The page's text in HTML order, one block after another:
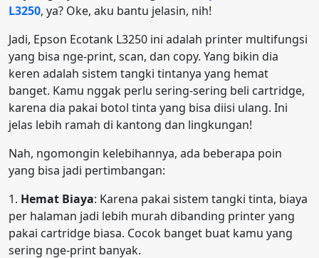
L3250, ya? Oke, aku bantu jelasin, nih!
Jadi, Epson Ecotank L3250 ini adalah printer multifungsi
yang bisa nge-print, scan, dan copy. Yang bikin dia
keren adalah sistem tangki tintanya yang hemat
banget. Kamu nggak perlu sering-sering beli cartridge,
karena dia pakai botol tinta yang bisa diisi ulang. Ini
jelas lebih ramah di kantong dan lingkungan!
Nah, ngomongin kelebihannya, ada beberapa poin
yang bisa jadi pertimbangan:
1. Hemat Biaya: Karena pakai sistem tangki tinta, biaya
per halaman jadi lebih murah dibanding printer yang
pakai cartridge biasa. Cocok banget buat kamu yang
sering nge-print banyak.